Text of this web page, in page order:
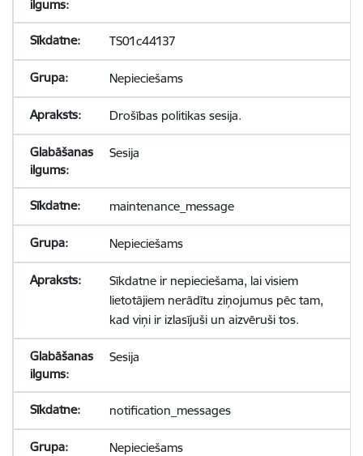
TS01c44137
Nepieciešams
Drošības politikas sesija.
Sesija
maintenance_message
Nepieciešams
Sīkdatne ir nepieciešama, lai visiem
lietotājiem nerādītu ziņojumus pēc tam,
kad viņi ir izlasījuši un aizvēruši tos.
Sesija
notification_messages
Nepieciešams